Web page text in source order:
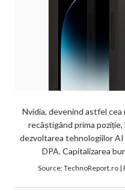
Nvidia, devenind astfel cea
recâștigând prima
dezvoltarea tehnologiilor
DPA. Capitalizarea
Source:TechnoReport.ro|